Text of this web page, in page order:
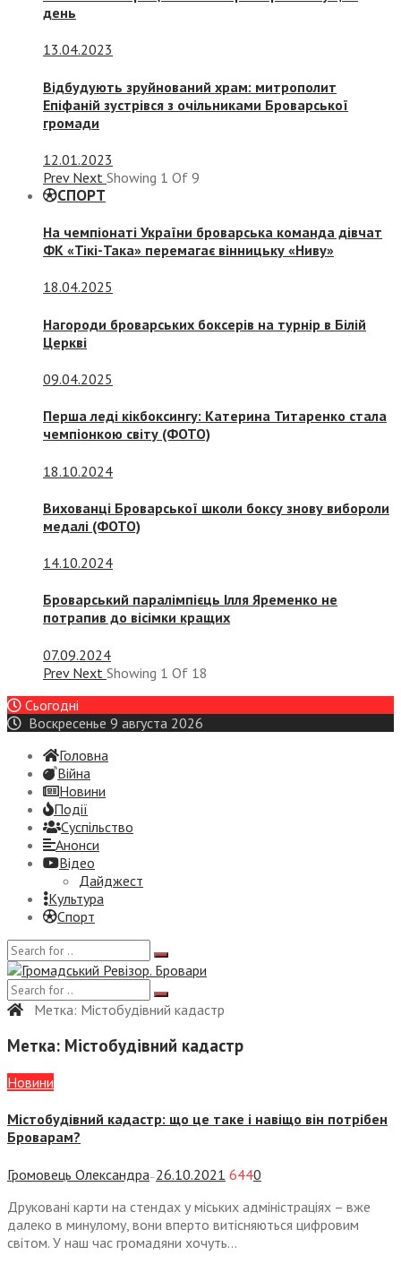
день
13.04.2023
Відбудують зруйнований храм: митрополит
Епіфаній зустрівся з очільниками Броварської
громади
12.01.2023
Prev Next Showing 1 Of 9
СПОРТ
На чемпіонаті України броварська команда дівчат
ФК «Тікі-Така» перемагає вінницьку «Ниву»
18.04.2025
Нагороди броварських боксерів на турнір в Білій
Церкві
09.04.2025
Перша леді кікбоксингу: Катерина Титаренко стала
чемпіонкою світу (ФОТО)
18.10.2024
Вихованці Броварської школи боксу знову вибороли
медалі (ФОТО)
14.10.2024
Броварський паралімпієць Ілля Яременко не
потрапив до вісімки кращих
07.09.2024
Prev Next Showing 1 Of 18
Сьогодні
Воскресенье 9 августа 2026
Головна
Війна
Новини
Події
Суспiльство
Анонси
Відео
Дайджест
Культура
Спорт
Метка: Містобудівний кадастр
Метка: Містобудівний кадастр
Новини
Містобудівний кадастр: що це таке і навіщо він потрібен
Броварам?
Громовець Олександра — 26.10.2021 6440
Друковані карти на стендах у міських адміністраціях – вже
далеко в минулому, вони вперто витісняються цифровим
світом. У наш час громадяни хочуть...